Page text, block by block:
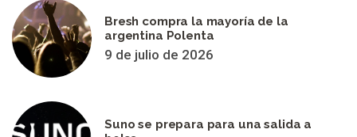
Bresh compra la mayoría de la
argentina Polenta
9 de julio de 2026
Suno se prepara para una salida a